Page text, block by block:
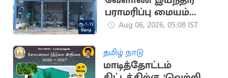
பராமரிப்பு மையம்
அமைக்க ரூ.1.12 கோடி
Aug 06, 2026, 05:08 IST
தமிழ் நாடு
மாடித்தோட்டம்